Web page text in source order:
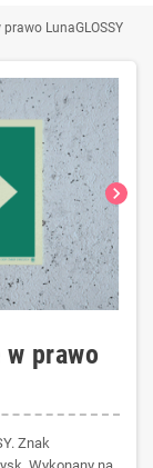
LunaGLOSSY
chevron_right
prawo
Znak